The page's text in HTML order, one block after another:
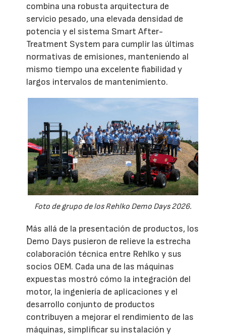
combina una robusta arquitectura de
servicio pesado, una elevada densidad de
potencia y el sistema Smart After-
Treatment System para cumplir las últimas
normativas de emisiones, manteniendo al
mismo tiempo una excelente fiabilidad y
largos intervalos de mantenimiento.
Foto de grupo de los Rehlko Demo Days 2026.
Más allá de la presentación de productos, los
Demo Days pusieron de relieve la estrecha
colaboración técnica entre Rehlko y sus
socios OEM. Cada una de las máquinas
expuestas mostró cómo la integración del
motor, la ingeniería de aplicaciones y el
desarrollo conjunto de productos
contribuyen a mejorar el rendimiento de las
máquinas, simplificar su instalación y